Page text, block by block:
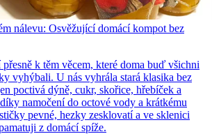
nálevu: Osvěžující domácí kompot bez
k těm věcem, které doma buď všichni
vyhýbali. U nás vyhrála stará klasika bez
poctivá dýně, cukr, skořice, hřebíček a
namočení do octové vody a krátkému
pevné, hezky zesklovatí a ve sklenici
z domácí spíže.